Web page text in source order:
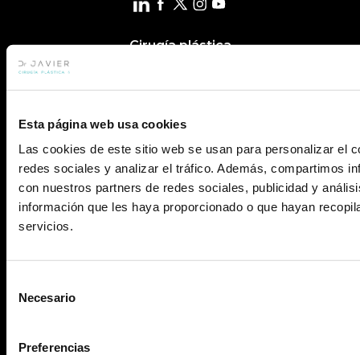
Esta página web usa cookies
Las cookies de este sitio web se usan para personalizar el
redes sociales y analizar el tráfico. Además, compartimos
con nuestros partners de redes sociales, publicidad y
información que les haya proporcionado o que hayan
servicios.
Necesario
Preferencias
Cirugía plástica
Sala de prensa
Blog
Contacto